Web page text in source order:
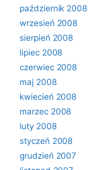
październik 2008
wrzesień 2008
sierpień 2008
lipiec 2008
czerwiec 2008
maj 2008
kwiecień 2008
marzec 2008
luty 2008
styczeń 2008
grudzień 2007